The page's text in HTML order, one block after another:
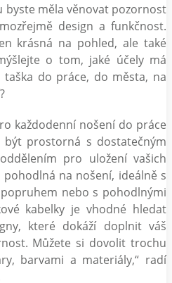
měla věnovat pozornost
design a funkčnost.
krásná na pohled, ale také
o tom, jaké účely má
do práce, do města, na
každodenní nošení do práce
prostorná s dostatečným
pro uložení vašich
na nošení, ideálně s
nebo s pohodlnými
kabelky je vhodné hledat
které dokáží doplnit váš
Můžete si dovolit trochu
barvami a materiály,“ radí